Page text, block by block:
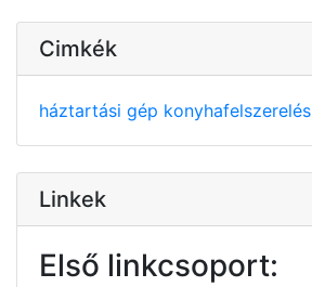
Cimkék
háztartási gép konyhafelszerelés
Linkek
Első linkcsoport: